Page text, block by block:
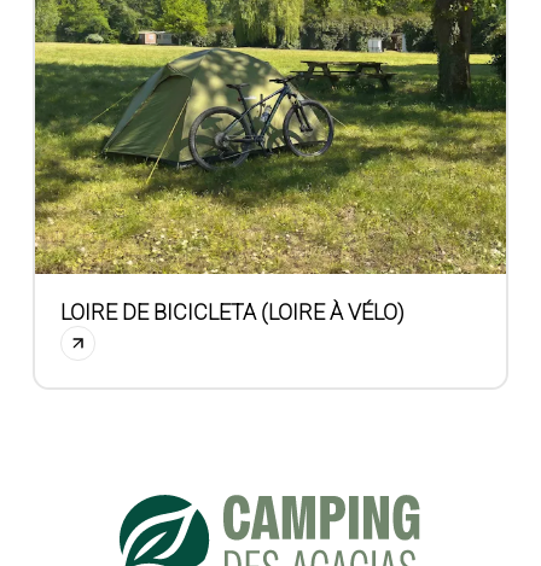
LOIRE DE BICICLETA (LOIRE À VÉLO)